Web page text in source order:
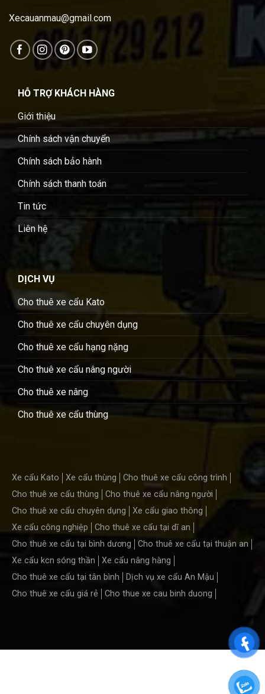
Xecauanmau@gmail.com
HỖ TRỢ KHÁCH HÀNG
Giới thiệu
Chính sách vận chuyển
Chính sách bảo hành
Chính sách thanh toán
Tin tức
Liên hệ
DỊCH VỤ
Cho thuê xe cẩu Kato
Cho thuê xe cẩu chuyên dụng
Cho thuê xe cẩu hạng nặng
Cho thuê xe cẩu nâng người
Cho thuê xe nâng
Cho thuê xe cẩu thùng
Xe cẩu Kato Xe cẩu thùng
Cho thuê xe cẩu công trình
Cho thuê xe cẩu thùng
Cho thuê xe cẩu nâng người
Cho thuê xe cẩu chuyên dụng
Xe cẩu giao thông
Xe cẩu công nghiệp
Cho thuê xe cẩu tại dĩ an
Cho thuê xe cẩu tại bình dương
Cho thuê xe cẩu tại thuận an
Xe cẩu kcn sóng thần
Xe cẩu nâng hàng
Cho thuê xe cẩu tại tân bình
Dịch vụ xe cẩu An Mậu
Cho thuê xe cẩu giá rẻ
Cho thue xe cau binh duong